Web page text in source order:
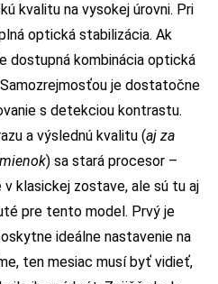
kvalitu na vysokej úrovni. Pri
optická stabilizácia. Ak
dostupná kombinácia optická
je dostatočne
s detekciou kontrastu.
a výslednú kvalitu (aj za
) sa stará procesor –
v klasickej zostave, ale sú tu aj
pre tento model. Prvý je
ideálne nastavenie na
ten mesiac musí byť vidieť,